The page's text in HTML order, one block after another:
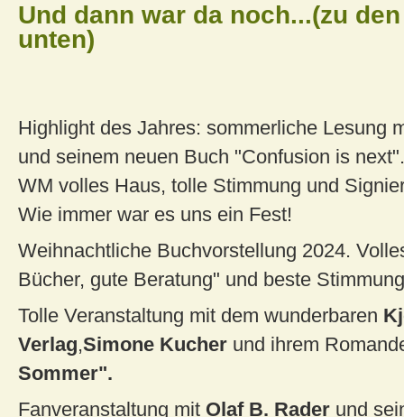
Und dann war da noch...(zu
unten)
Highlight des Jahres: sommerliche Lesung
und seinem neuen Buch "Confusion is
WM volles Haus, tolle Stimmung und
Wie immer war es uns ein Fest!
Weihnachtliche Buchvorstellung 2024.
Bücher, gute Beratung" und beste
Tolle Veranstaltung mit dem wunderbaren
Verlag,Simone Kucher und ihrem
Sommer".
Fanveranstaltung mit Olaf B. Rader und